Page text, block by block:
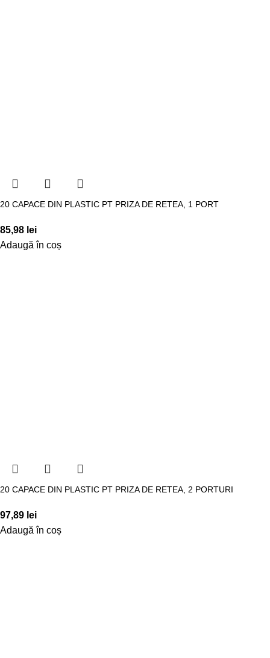
20 CAPACE DIN PLASTIC PT PRIZA DE RETEA, 1 PORT
85,98 lei
Adaugă în coș
20 CAPACE DIN PLASTIC PT PRIZA DE RETEA, 2 PORTURI
97,89 lei
Adaugă în coș